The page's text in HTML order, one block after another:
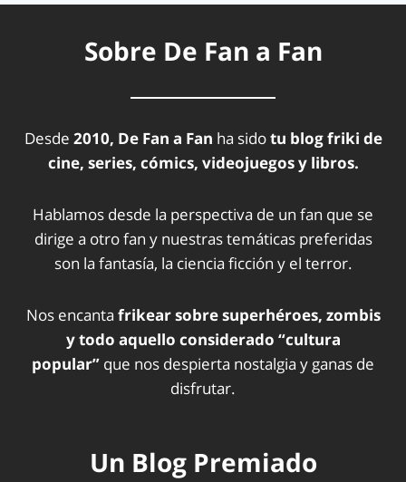
Sobre De Fan a Fan
Desde 2010, De Fan a Fan ha sidotu blog friki de
cine, series, cómics, videojuegos y libros.
Hablamos desde la perspectiva de un fan que se
dirige a otro fan y nuestras temáticas preferidas
son la fantasía, la ciencia ficción y el terror.
Nos encanta frikear sobre superhéroes, zombis
y todo aquello considerado “cultura
popular” que nos despierta nostalgia y ganas de
disfrutar.
Un Blog Premiado